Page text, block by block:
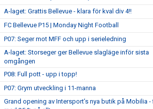
A-laget: Grattis Bellevue - klara för kval div 4!!
FC Bellevue P15 | Monday Night Football
P07: Seger mot MFF och upp i serieledning
A-laget: Storseger ger Bellevue slagläge inför sista
omgången
P08: Full pott - upp i topp!
P07: Grym utveckling i 11-manna
Grand opening av Intersport’s nya butik på Mobilia -